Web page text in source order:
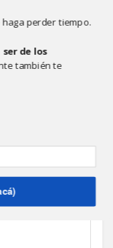
;-)
un jugo de
perder tiempo.
de los
también te